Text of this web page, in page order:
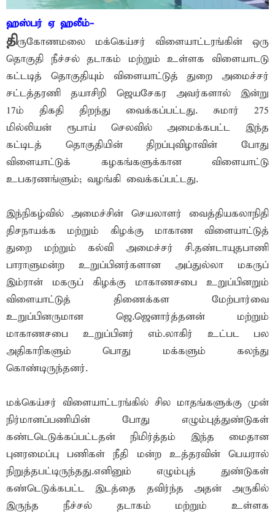
ஹஸ்பர் ஏ ஹலீம்-
திருகோணமலை மக்கெய்சர் விளையாட்டரங்கின் ஒரு
தொகுதி நீச்சல் தடாகம் மற்றும் உள்ளக விளையாடடு
கட்டடித் தொகுதியும் விளையாட்டுத் துறை அமைச்சர்
சட்டத்தரணி தயாசிறி ஜெயசேகர அவர்களால் இன்று
17ம் திகதி திறந்து வைக்கப்பட்டது. சுமார் 275
மில்லியன் ரூபாய் செலவில் அமைக்கபட்ட இந்த
கட்டிடத் தொகுதியின் திறப்புவிழாவின் போது
விளையாட்டுக் கழகங்களுக்கான விளையாட்டு
உபகரணங்ளும்; வழங்கி வைக்கப்பட்டது.
இந்நிகழ்வில் அமைச்சின் செயலாளர் வைத்தியகலாநிதி
திசநாயக்க மற்றும் கிழக்கு மாகாண விளையாட்டுத்
துறை மற்றும் கல்வி அமைச்சர் சி.தண்டாயுதபாணி
பாராளுமன்ற உறுப்பினர்களான அப்துல்லா மகருப்
இம்ரான் மகருப் கிழக்கு மாகாணசபை உறுப்பினறும்
விளையாட்டுத் திணைக்கள மேற்பார்வை
உறுப்பினருமான ஜெ.ஜெனார்த்தனன் மற்றும்
மாகாணசபை உறுப்பினர் எம்.லாகிர் உட்பட பல
அதிகாரிகளும் பொது மக்களும் கலந்து
கொண்டிருந்தனர்.
மக்கெய்சர் விளையாட்டரங்கில் சில மாதங்களுக்கு முன்
நிர்மானப்பணியின் போது எழும்புத்துண்டுகள்
கண்டடெடுக்கப்பட்டதன் நிமிர்த்தம் இந்த மைதான
புனரமைப்பு பணிகள் நீதி மன்ற உத்தரவின் பெயரால்
நிறுத்தபட்டிருந்தது.எனினும் எழும்புத் துண்டுகள்
கண்டெடுக்கபட்ட இடத்தை தவிர்ந்த அதன் அருகில்
இருந்த நீச்சல் தடாகம் மற்றும் உள்ளக